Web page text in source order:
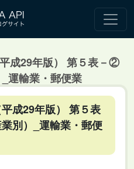
成29年版） 第５表－②
運輸業・郵便業
成29年版） 第５表
別）_運輸業・郵便